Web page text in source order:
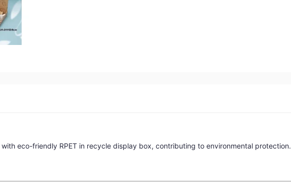
eco-friendly RPET in recycle display box, contributing to environmental protection.